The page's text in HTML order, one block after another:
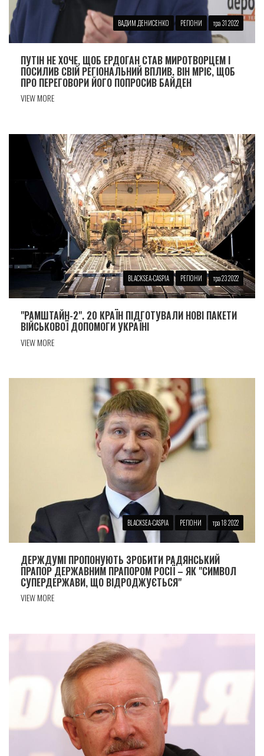
ВАДИМ ДЕНИСЕНКО РЕГІОНИ тра 31 2022
ПУТІН НЕ ХОЧЕ, ЩОБ ЕРДОГАН СТАВ МИРОТВОРЦЕМ І
ПОСИЛИВ СВІЙ РЕГІОНАЛЬНИЙ ВПЛИВ. ВІН МРІЄ, ЩОБ
ПРО ПЕРЕГОВОРИ ЙОГО ПОПРОСИВ БАЙДЕН
VIEW MORE
BLACKSEA-CASPIA РЕГІОНИ тра 23 2022
"РАМШТАЙН-2". 20 КРАЇН ПІДГОТУВАЛИ НОВІ ПАКЕТИ
ВІЙСЬКОВОЇ ДОПОМОГИ УКРАЇНІ
VIEW MORE
BLACKSEA-CASPIA РЕГІОНИ тра 18 2022
ДЕРЖДУМІ ПРОПОНУЮТЬ ЗРОБИТИ РАДЯНСЬКИЙ
ПРАПОР ДЕРЖАВНИМ ПРАПОРОМ РОСІЇ – ЯК "СИМВОЛ
СУПЕРДЕРЖАВИ, ЩО ВІДРОДЖУЄТЬСЯ"
VIEW MORE